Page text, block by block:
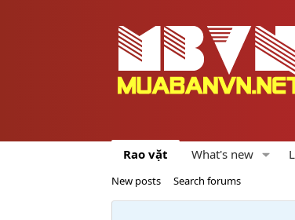
Rao vặt What's new
New posts Search forums